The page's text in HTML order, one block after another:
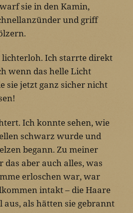
sie in den Kamin,
und griff
Ich starrte direkt
wenn das helle Licht
sie jetzt ganz sicher nicht
Ich konnte sehen, wie
schwarz wurde und
begann. Zu meiner
das aber auch alles, was
erloschen war, war
intakt – die Haare
als hätten sie gebrannt